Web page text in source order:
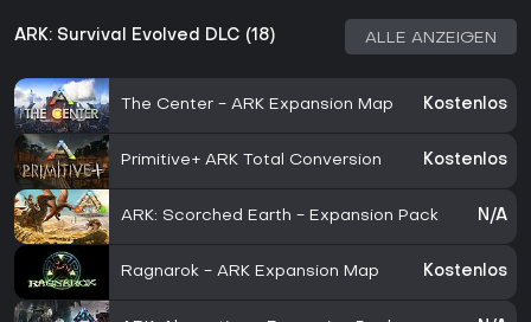
ARK: Survival Evolved DLC (18) ALLE ANZEIGEN
The Center - ARK Expansion Map Kostenlos
Primitive+ ARK Total Conversion Kostenlos
ARK: Scorched Earth - Expansion Pack N/A
Ragnarok - ARK Expansion Map Kostenlos